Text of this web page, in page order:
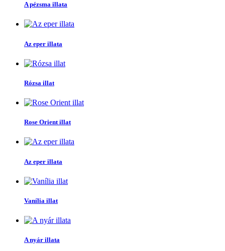
A pézsma illata
Az eper illata
Rózsa illat
Rose Orient illat
Az eper illata
Vanília illat
A nyár illata